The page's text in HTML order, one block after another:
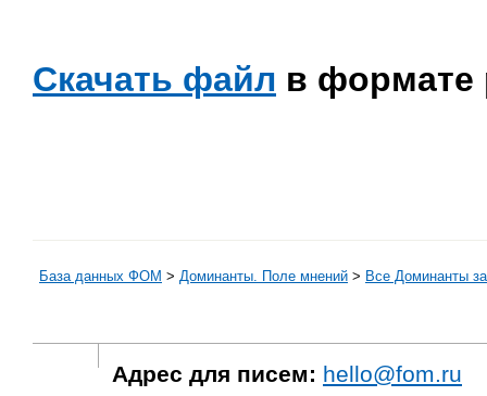
Скачать файл в формате
База данных ФОМ > Доминанты. Поле мнений > Все Доминанты
Адрес для писем: hello@fom.ru